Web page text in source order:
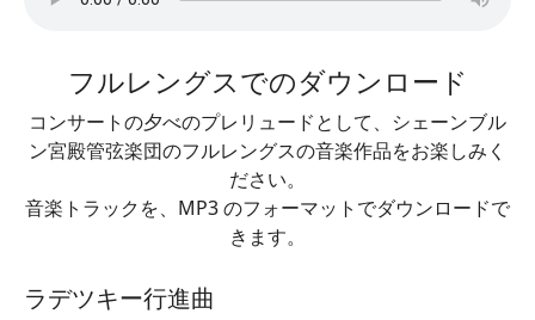
フルレングスでのダウンロード
コンサートの夕べのプレリュードとして、シェーンブル
ン宮殿管弦楽団のフルレングスの音楽作品をお楽しみく
ださい。
音楽トラックを、MP3 のフォーマットでダウンロードで
きます。
ラデツキー行進曲